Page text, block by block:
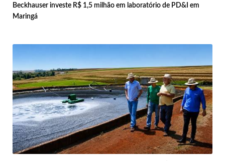
Beckhauser investe R$ 1,5 milhão em laboratório de PD&I em
Maringá